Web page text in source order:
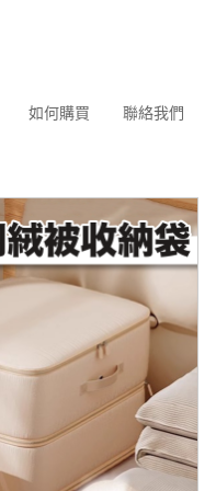
如何購買 聯絡我們